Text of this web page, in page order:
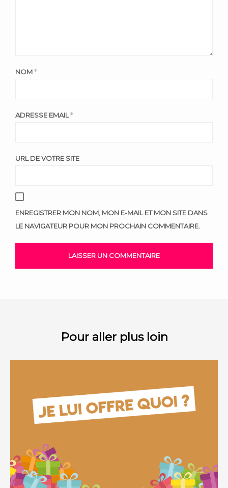
NOM*
ADRESSE EMAIL*
URL DE VOTRE SITE
ENREGISTRER MON NOM, MON E-MAIL ET MON SITE DANS
LE NAVIGATEUR POUR MON PROCHAIN COMMENTAIRE.
Pour aller plus loin